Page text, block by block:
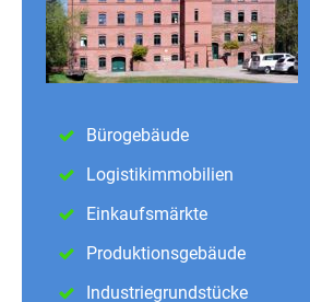
Bürogebäude
Logistikimmobilien
Einkaufsmärkte
Produktionsgebäude
Industriegrundstücke